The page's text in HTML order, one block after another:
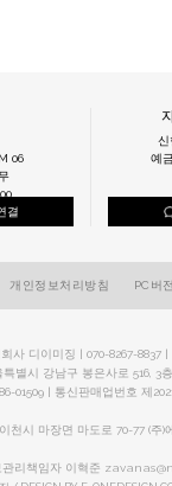
06
결
신
예
개인정보처리방침 PC버전
사 디이미징 | 070-8267-8837 |
특별시 강남구 봉은사로 516, 3
01509 | 통신판매업번호 제
천시 마장면 마도로 70-77 (주
관리책임자 이혁준